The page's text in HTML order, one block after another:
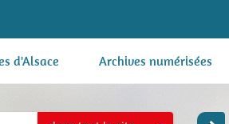
d'Alsace Archives numérisées